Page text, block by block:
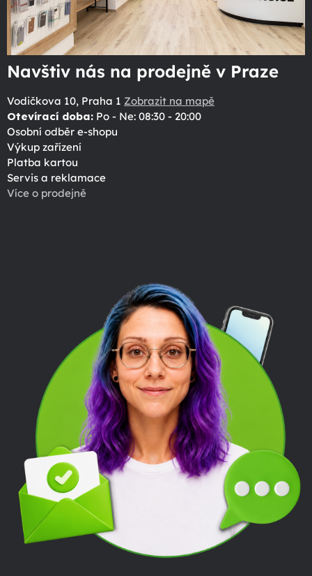
Navštiv nás na prodejně v Praze
Vodičkova 10, Praha 1 Zobrazit na mapě
Otevírací doba: Po - Ne: 08:30 - 20:00
Osobní odběr e-shopu
Výkup zařízení
Platba kartou
Servis a reklamace
Více o prodejně